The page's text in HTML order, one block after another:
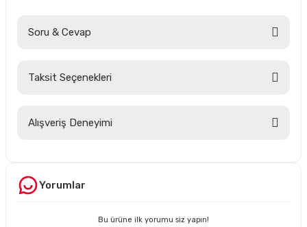
Soru & Cevap
Ürün hakkında henüz soru sorulmamış.
Taksit Seçenekleri
Alışveriş Deneyimi
hassas parçaların hasarsız gelmesi
için bir tık daha fazla tedbir alınırsa
olsa süper olur.
Yorumlar
Bu ürüne ilk yorumu siz yapın!